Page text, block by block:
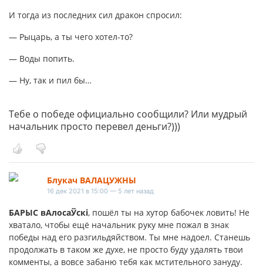
И тогда из последних сил дракон спросил:
— Рыцарь, а ты чего хотел-то?
— Воды попить.
— Ну, так и пил бы…
Тебе о победе официально сообщили? Или мудрый
начальник просто перевел деньги?)))
Блукач ВАЛАЦУЖНЫ
16 дек 2021 в 15:00 — 5 лет назад
БАРЫС вАлосаЎскі, пошёл ты на хутор бабочек ловить! Не
хватало, чтобы ещё начальник руку мне пожал в знак
победы над его разгильдяйством. Ты мне надоел. Станешь
продолжать в таком же духе, не просто буду удалять твои
комменты, а вовсе забаню тебя как мстительного зануду.